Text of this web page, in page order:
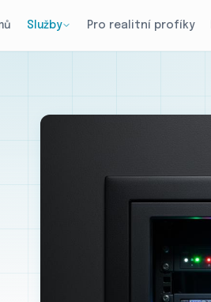
Služby Pro realitní profíky